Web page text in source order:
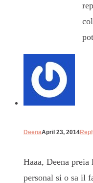
DeenaApril 23, 2014
Haaa, Deena
personal si o sa il